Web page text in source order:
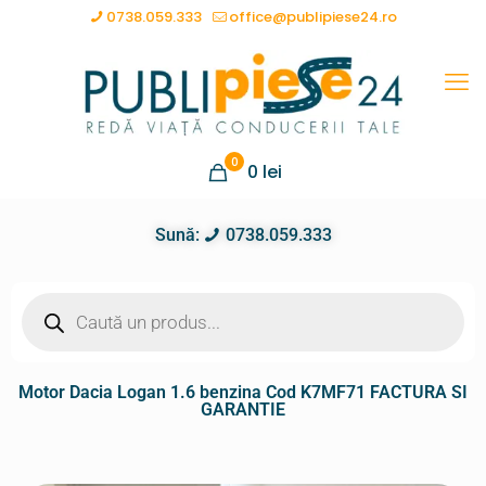
0738.059.333 office@publipiese24.ro
0 0 lei
Sună: 0738.059.333
Motor Dacia Logan 1.6 benzina Cod K7MF71 FACTURA SI
GARANTIE